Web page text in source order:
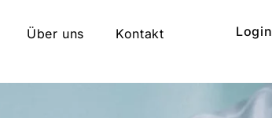
Über uns Kontakt Login